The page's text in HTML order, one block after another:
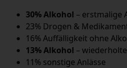
30% Alkohol – erstmalige
23% Drogen &
16% Auffälligkeit ohne
13% Alkohol –
11% sonstige Anlässe